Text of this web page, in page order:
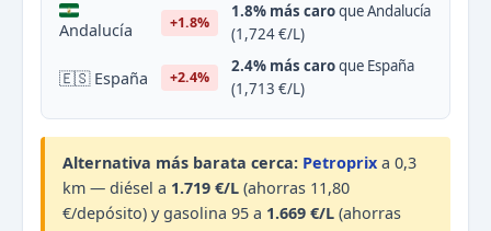
Andalucía +1.8%
1.8% más caroque Andalucía
(1,724 €/L)
🇪🇸 España +2.4%
2.4% más caroque España
(1,713 €/L)
Alternativa más barata cerca: Petroprix a 0,3
km — diésel a 1.719 €/L (ahorras 11,80
€/depósito) y gasolina 95 a 1.669 €/L (ahorras